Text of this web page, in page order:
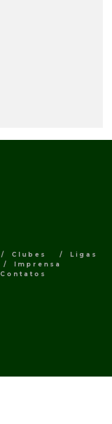
Clubes
Ligas
Imprensa
Contatos